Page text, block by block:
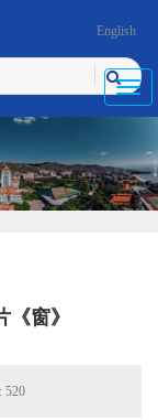
English
窗》
520